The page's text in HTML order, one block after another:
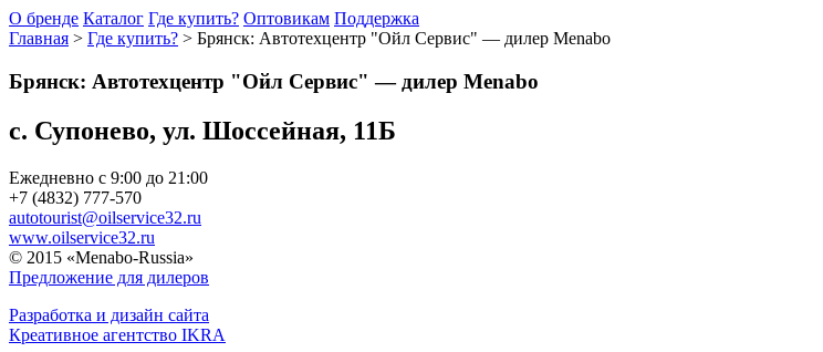
О бренде Каталог Где купить? Оптовикам Поддержка
Главная > Где купить? > Брянск: Автотехцентр "Ойл Сервис" — дилер Menabo
Брянск: Автотехцентр "Ойл Сервис" — дилер Menabo
с. Супонево, ул. Шоссейная, 11Б
Ежедневно с 9:00 до 21:00
+7 (4832) 777-570
autotourist@oilservice32.ru
www.oilservice32.ru
© 2015 «Menabo-Russia»
Предложение для дилеров
Разработка и дизайн сайта
Креативное агентство IKRA